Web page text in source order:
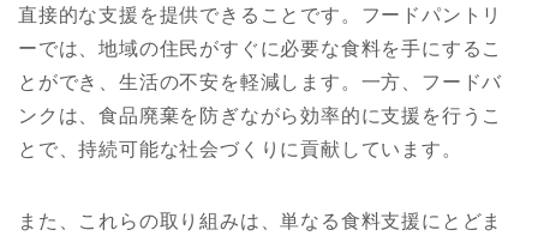
直接的な支援を提供できることです。フードパントリ
ーでは、地域の住民がすぐに必要な食料を手にするこ
とができ、生活の不安を軽減します。一方、フードバ
ンクは、食品廃棄を防ぎながら効率的に支援を行うこ
とで、持続可能な社会づくりに貢献しています。
また、これらの取り組みは、単なる食料支援にとどま